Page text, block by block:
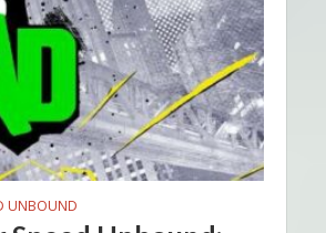
UNBOUND